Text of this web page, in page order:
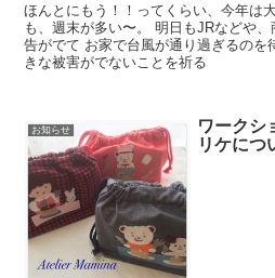
ほんとにもう！！ってくらい、今年は
も、週末が多い〜。 明日もJRなどや
告がでて お家で台風が通り過ぎるのを
きな被害がでないことを祈る
お知らせ
ワークシ
リケにつ